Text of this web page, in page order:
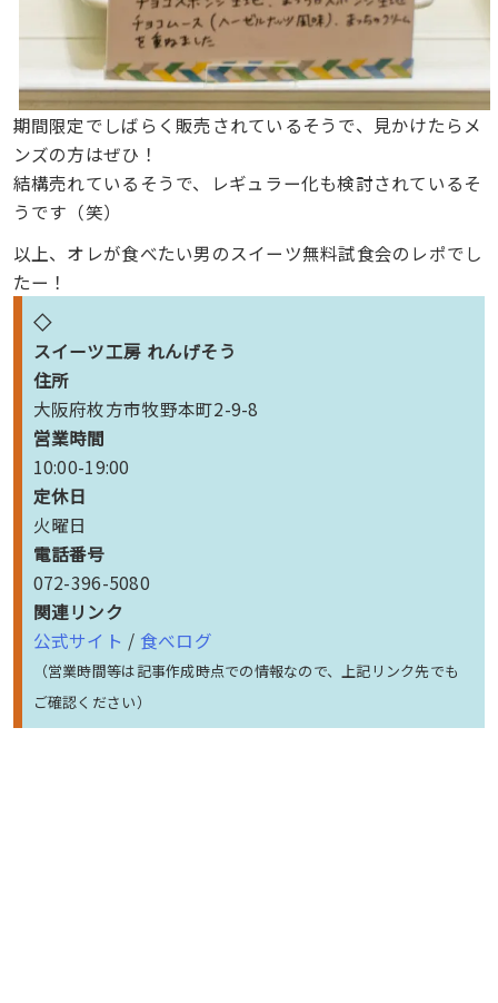
期間限定でしばらく販売されているそうで、見かけたらメ
ンズの方はぜひ！
結構売れているそうで、レギュラー化も検討されているそ
うです（笑）
以上、オレが食べたい男のスイーツ無料試食会のレポでし
たー！
◇
スイーツ工房 れんげそう
住所
大阪府枚方市牧野本町2-9-8
営業時間
10:00-19:00
定休日
火曜日
電話番号
072-396-5080
関連リンク
公式サイト / 食べログ
（営業時間等は記事作成時点での情報なので、上記リンク先でも
ご確認ください）